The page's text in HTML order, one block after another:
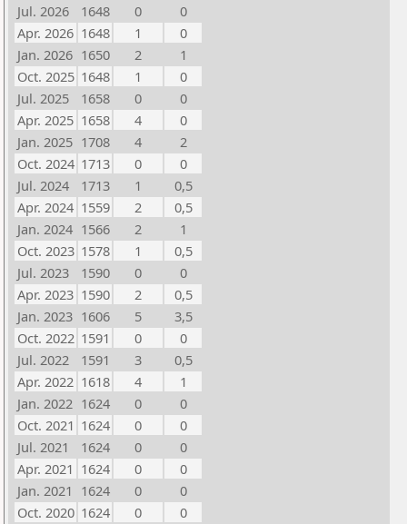
Jul. 2026
1648 0
0
Apr. 2026 1648 1
0
Jan. 2026 1650 2
1
Oct. 2025 1648 1
0
Jul. 2025
1658 0
0
Apr. 2025 1658 4
0
Jan. 2025 1708 4
2
Oct. 2024 1713 0
0
Jul. 2024
1713 1
0,5
Apr. 2024 1559 2
0,5
Jan. 2024 1566 2
1
Oct. 2023 1578 1
0,5
Jul. 2023
1590 0
0
Apr. 2023 1590 2
0,5
Jan. 2023 1606 5
3,5
Oct. 2022 1591 0
0
Jul. 2022
1591 3
0,5
Apr. 2022 1618 4
1
Jan. 2022 1624 0
0
Oct. 2021 1624 0
0
Jul. 2021
1624 0
0
Apr. 2021 1624 0
0
Jan. 2021 1624 0
0
Oct. 2020 1624 0
0